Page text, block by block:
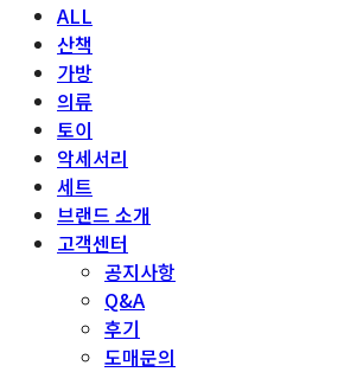
ALL
산책
가방
의류
토이
악세서리
세트
브랜드 소개
고객센터
공지사항
Q&A
후기
도매문의